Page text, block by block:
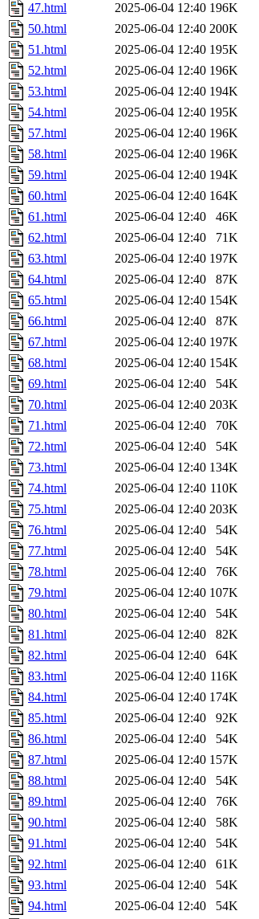
47.html
2025-06-04 12:40 196K
50.html
2025-06-04 12:40 200K
51.html
2025-06-04 12:40 195K
52.html
2025-06-04 12:40 196K
53.html
2025-06-04 12:40 194K
54.html
2025-06-04 12:40 195K
57.html
2025-06-04 12:40 196K
58.html
2025-06-04 12:40 196K
59.html
2025-06-04 12:40 194K
60.html
2025-06-04 12:40 164K
61.html
2025-06-04 12:40
46K
62.html
2025-06-04 12:40
71K
63.html
2025-06-04 12:40 197K
64.html
2025-06-04 12:40
87K
65.html
2025-06-04 12:40 154K
66.html
2025-06-04 12:40
87K
67.html
2025-06-04 12:40 197K
68.html
2025-06-04 12:40 154K
69.html
2025-06-04 12:40
54K
70.html
2025-06-04 12:40 203K
71.html
2025-06-04 12:40
70K
72.html
2025-06-04 12:40
54K
73.html
2025-06-04 12:40 134K
74.html
2025-06-04 12:40 110K
75.html
2025-06-04 12:40 203K
76.html
2025-06-04 12:40
54K
77.html
2025-06-04 12:40
54K
78.html
2025-06-04 12:40
76K
79.html
2025-06-04 12:40 107K
80.html
2025-06-04 12:40
54K
81.html
2025-06-04 12:40
82K
82.html
2025-06-04 12:40
64K
83.html
2025-06-04 12:40 116K
84.html
2025-06-04 12:40 174K
85.html
2025-06-04 12:40
92K
86.html
2025-06-04 12:40
54K
87.html
2025-06-04 12:40 157K
88.html
2025-06-04 12:40
54K
89.html
2025-06-04 12:40
76K
90.html
2025-06-04 12:40
58K
91.html
2025-06-04 12:40
54K
92.html
2025-06-04 12:40
61K
93.html
2025-06-04 12:40
54K
94.html
2025-06-04 12:40
54K